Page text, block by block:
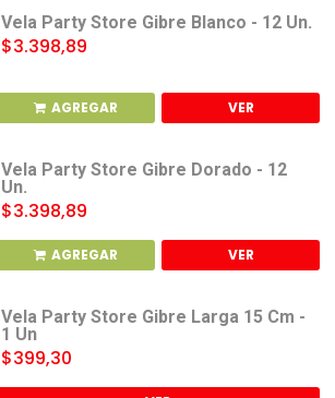
Vela Party Store Gibre Blanco - 12 Un.
$3.398,89
AGREGAR VER
Vela Party Store Gibre Dorado - 12
Un.
$3.398,89
AGREGAR VER
Vela Party Store Gibre Larga 15 Cm -
1 Un
$399,30